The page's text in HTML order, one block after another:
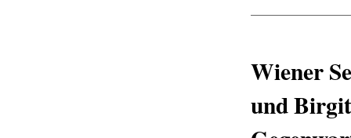
Wiener
und